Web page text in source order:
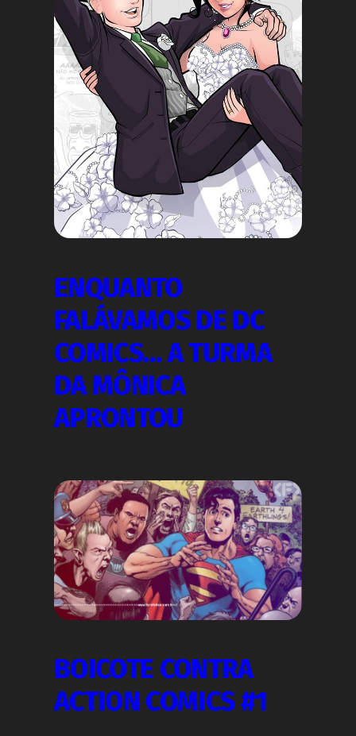
ENQUANTO
FALÁVAMOS DE DC
COMICS… A TURMA
DA MÔNICA
APRONTOU
BOICOTE CONTRA
ACTION COMICS #1